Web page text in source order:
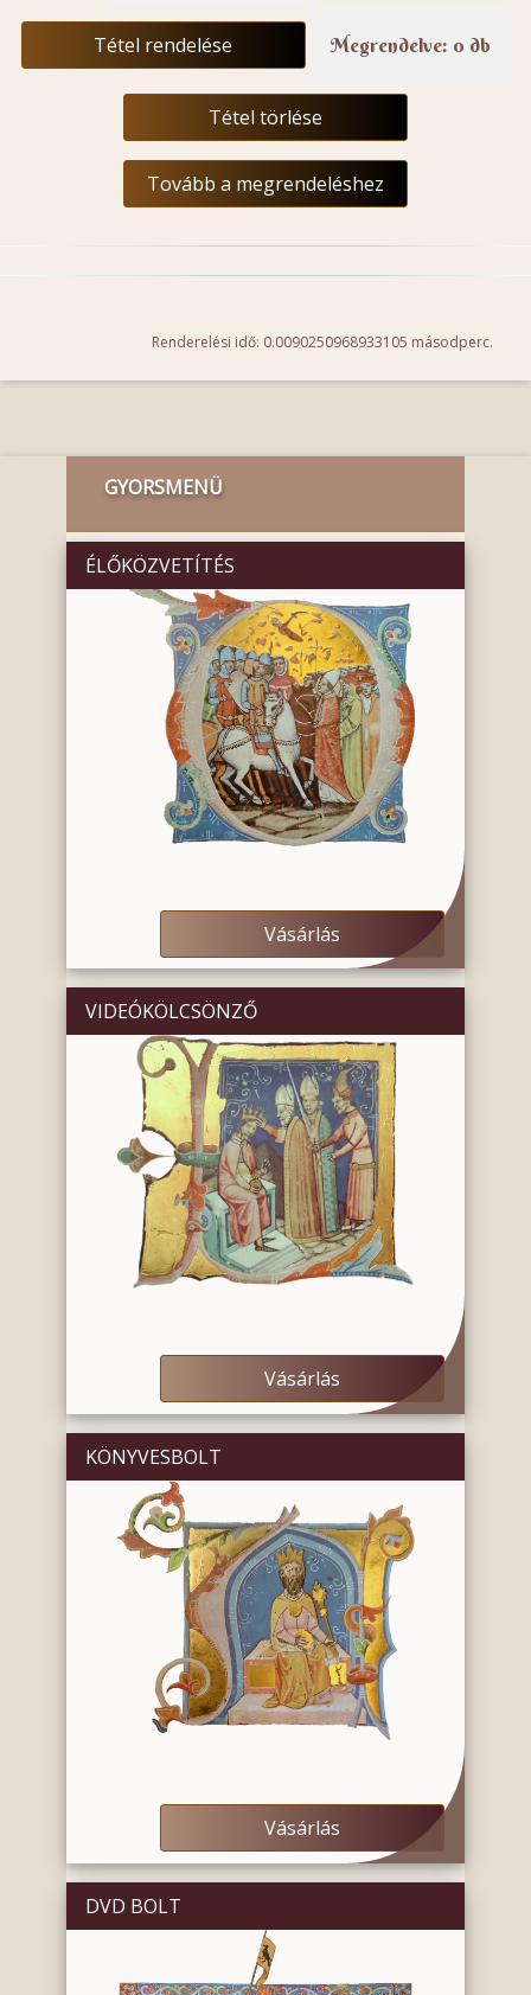
Tétel rendelése Megrendelve: 0 db
Tétel törlése
Tovább a megrendeléshez
Renderelési idő: 0.0090250968933105 másodperc.
GYORSMENÜ
ÉLŐKÖZVETÍTÉS
Vásárlás
VIDEÓKÖLCSÖNZŐ
Vásárlás
KÖNYVESBOLT
Vásárlás
DVD BOLT